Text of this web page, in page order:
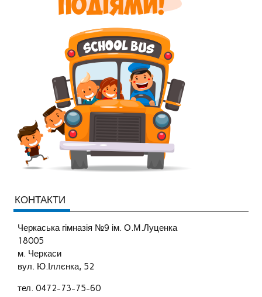
КОНТАКТИ
Черкаська гімназія №9 ім. О.М.Луценка
18005
м. Черкаси
вул. Ю.Іллєнка, 52
тел. 0472-73-75-60